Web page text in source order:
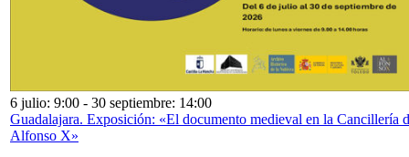
6 julio: 9:00 - 30 septiembre: 14:00
Guadalajara. Exposición: «El documento medieval en la Cancillería
Alfonso X»